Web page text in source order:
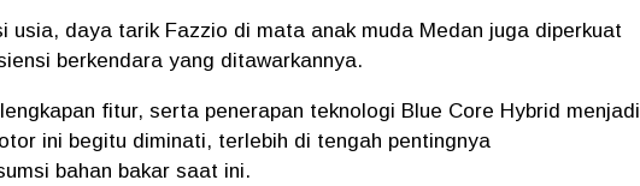
usia, daya tarik Fazzio di mata anak muda Medan juga diperkuat
berkendara yang ditawarkannya.
fitur, serta penerapan teknologi Blue Core Hybrid menjadi
ini begitu diminati, terlebih di tengah pentingnya
bahan bakar saat ini.